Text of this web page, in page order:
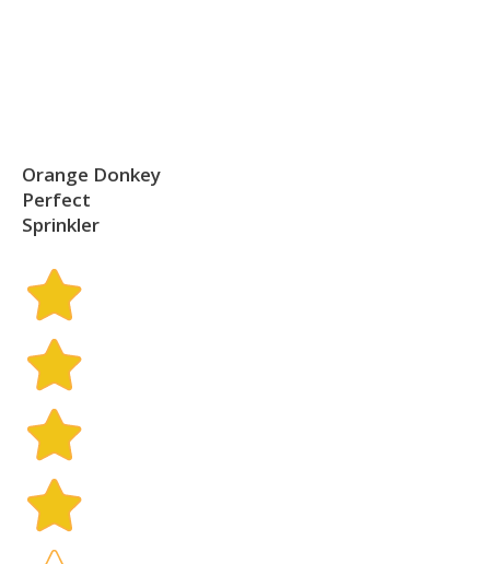
Orange Donkey
Perfect
Sprinkler